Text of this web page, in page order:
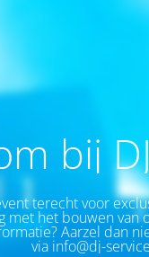
bij
terecht voor
met het bouwen van
Aarzel dan
via info@dj-